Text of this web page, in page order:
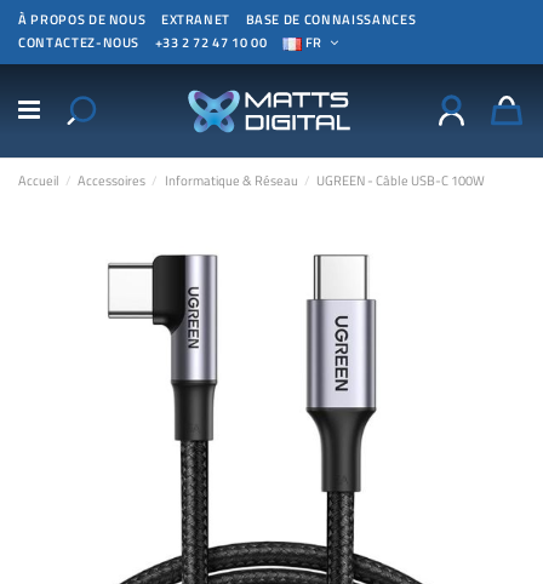
À PROPOS DE NOUS EXTRANET
BASE DE CONNAISSANCES
CONTACTEZ-NOUS
+33 2 72 47 10 00 FR
Accueil Accessoires Informatique & Réseau UGREEN - Câble USB-C 100W